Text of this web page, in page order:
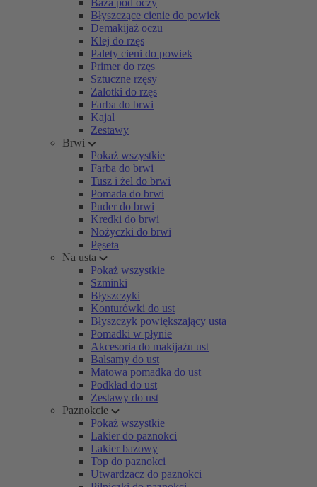
Baza pod oczy
Błyszczące cienie do powiek
Demakijaż oczu
Klej do rzęs
Palety cieni do powiek
Primer do rzęs
Sztuczne rzęsy
Zalotki do rzęs
Farba do brwi
Kajal
Zestawy
Brwi
Pokaż wszystkie
Farba do brwi
Tusz i żel do brwi
Pomada do brwi
Puder do brwi
Kredki do brwi
Nożyczki do brwi
Pęseta
Na usta
Pokaż wszystkie
Szminki
Błyszczyki
Konturówki do ust
Błyszczyk powiększający usta
Pomadki w płynie
Akcesoria do makijażu ust
Balsamy do ust
Matowa pomadka do ust
Podkład do ust
Zestawy do ust
Paznokcie
Pokaż wszystkie
Lakier do paznokci
Lakier bazowy
Top do paznokci
Utwardzacz do paznokci